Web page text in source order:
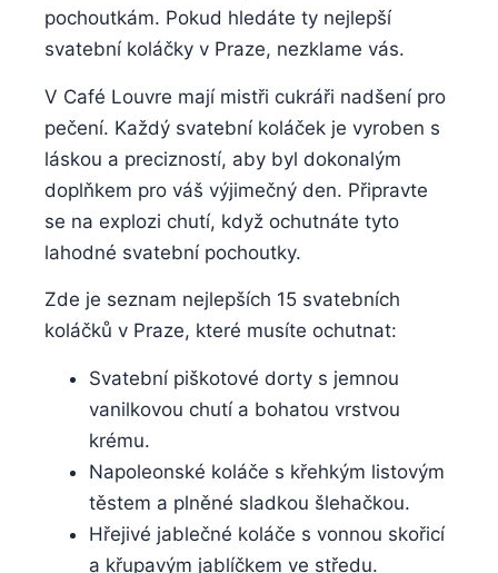
pochoutkám. Pokud hledáte ty nejlepší
svatební koláčky v Praze, nezklame vás.
V Café Louvre mají mistři cukráři nadšení pro
pečení. Každý svatební koláček je vyroben s
láskou a precizností, aby byl dokonalým
doplňkem pro váš výjimečný den. Připravte
se na explozi chutí, když ochutnáte tyto
lahodné svatební pochoutky.
Zde je seznam nejlepších 15 svatebních
koláčků v Praze, které musíte ochutnat:
Svatební piškotové dorty s jemnou
vanilkovou chutí a bohatou vrstvou
krému.
Napoleonské koláče s křehkým listovým
těstem a plněné sladkou šlehačkou.
Hřejivé jablečné koláče s vonnou skořicí
a křupavým jablíčkem ve středu.